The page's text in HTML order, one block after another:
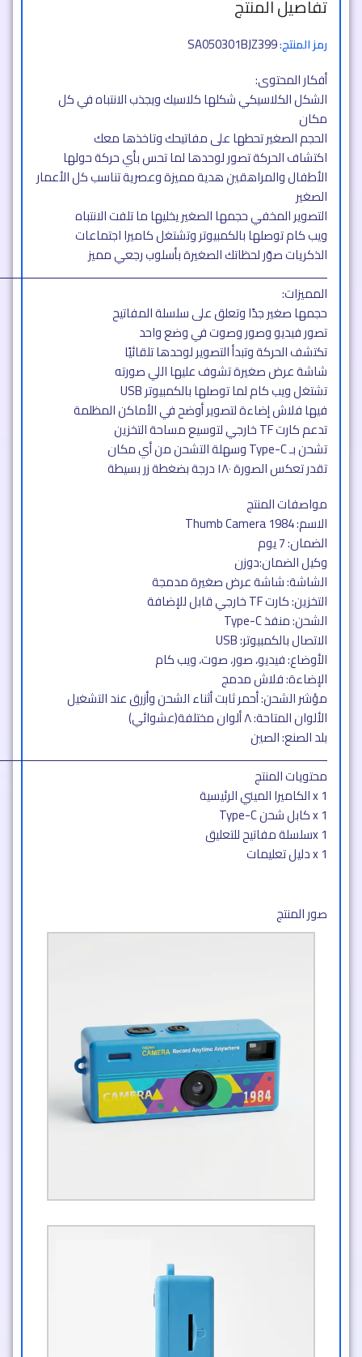
تفاصيل المنتج
رمز المنتج:SA050301BJZ399
أفكار المحتوى:
الشكل الكلاسيكي شكلها كلاسيك ويجذب الانتباه في كل
مكان
الحجم الصغير تحطها على مفاتيحك وتاخذها معك
اكتشاف الحركة تصور لوحدها لما تحس بأي حركة حولها
الأطفال والمراهقين هدية مميزة وعصرية تناسب كل الأعمار
الصغير
التصوير المخفي حجمها الصغير يخليها ما تلفت الانتباه
ويب كام توصلها بالكمبيوتر وتشتغل كاميرا اجتماعات
الذكريات صوّر لحظاتك الصغيرة بأسلوب رجعي مميز
المميزات:
حجمها صغير جدًا وتعلق على سلسلة المفاتيح
تصور فيديو وصور وصوت في وضع واحد
تكتشف الحركة وتبدأ التصوير لوحدها تلقائيًا
شاشة عرض صغيرة تشوف عليها اللي صورته
تشتغل ويب كام لما توصلها بالكمبيوتر USB
فيها فلاش إضاءة لتصوير أوضح في الأماكن المظلمة
تدعم كارت TF خارجي لتوسيع مساحة التخزين
تشحن بـ Type-C وسهلة التشحن من أي مكان
تقدر تعكس الصورة ١٨٠ درجة بضغطة زر بسيطة
مواصفات المنتج
الاسم: Thumb Camera 1984
الضمان: 7 يوم
وكيل الضمان:دوزن
الشاشة: شاشة عرض صغيرة مدمجة
التخزين: كارت TF خارجي قابل للإضافة
الشحن: منفذ Type-C
الاتصال بالكمبيوتر: USB
الأوضاع: فيديو، صور، صوت، ويب كام
الإضاءة: فلاش مدمج
مؤشر الشحن: أحمر ثابت أثناء الشحن وأزرق عند التشغيل
الألوان المتاحة: ٨ ألوان مختلفة(عشوائي)
بلد الصنع: الصين
محتويات المنتج
1 x الكاميرا الميني الرئيسية
1 x كابل شحن Type-C
x 1سلسلة مفاتيح للتعليق
1 x دليل تعليمات
صور المنتج​